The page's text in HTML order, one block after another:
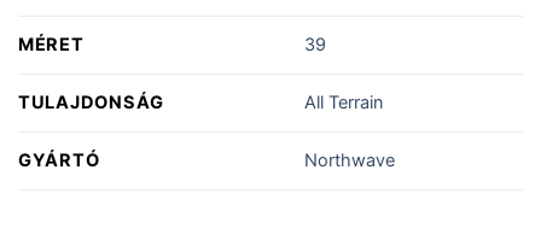
MÉRET 39
TULAJDONSÁG All Terrain
GYÁRTÓ Northwave